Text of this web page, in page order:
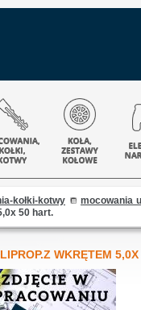
kołki-kotwy mocowania
50 hart.
WKRĘTEM 5,0X